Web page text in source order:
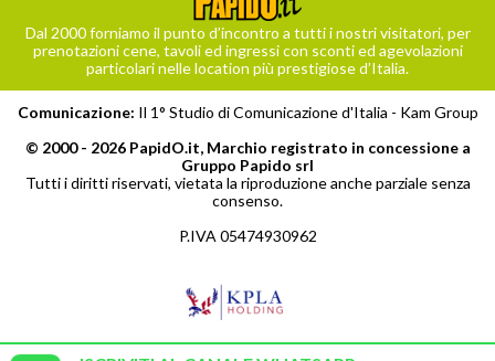
Dal 2000 forniamo il punto d’incontro a tutti i nostri visitatori, per
prenotazioni cene, tavoli ed ingressi con sconti ed agevolazioni
particolari nelle location più prestigiose d’Italia.
Comunicazione: Il 1° Studio di Comunicazione d'Italia - Kam Group
© 2000 - 2026 PapidO.it, Marchio registrato in concessione a
Gruppo Papido srl
Tutti i diritti riservati, vietata la riproduzione anche parziale senza
consenso.
P.IVA 05474930962